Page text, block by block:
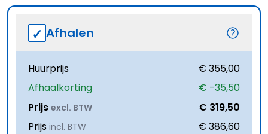
Afhalen
Huurprijs
€ 355,00
Afhaalkorting
€ -35,50
Prijs excl. BTW
€ 319,50
Prijs incl. BTW
€ 386,60